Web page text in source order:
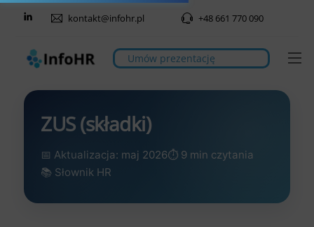
Skip
kontakt@infohr.pl +48 661 770 090
Umów prezentację
ZUS (składki)
📅 Aktualizacja: maj 2026⏱️ 9 min czytania
📚 Słownik HR